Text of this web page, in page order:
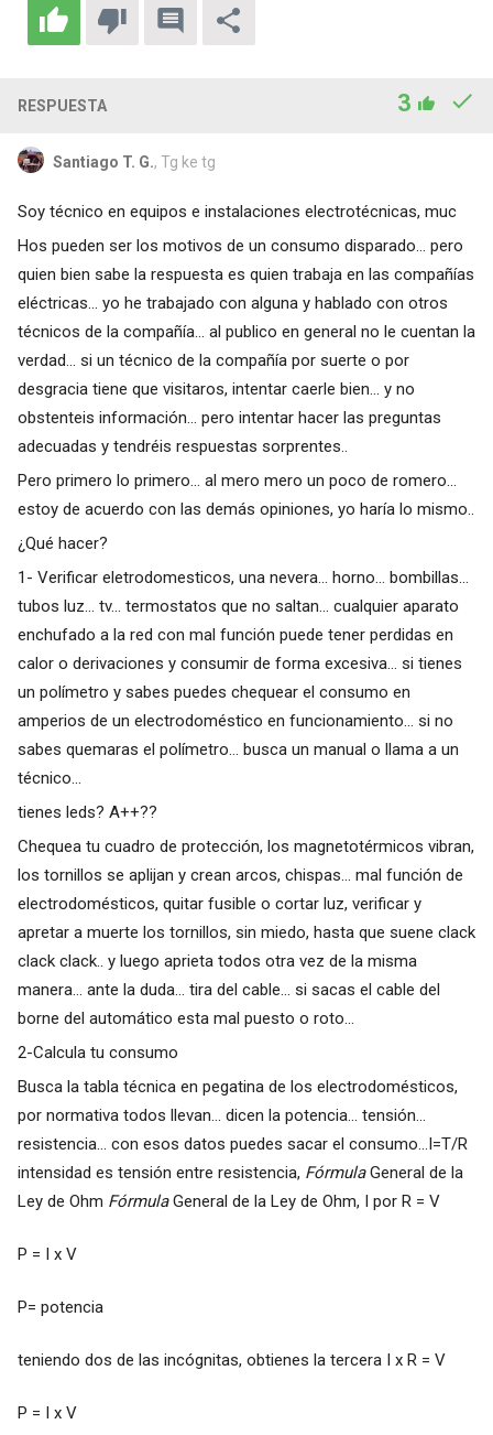
RESPUESTA 3
Santiago T. G., Tg ke tg
Soy técnico en equipos e instalaciones electrotécnicas, muc
Hos pueden ser los motivos de un consumo disparado... pero
quien bien sabe la respuesta es quien trabaja en las compañías
eléctricas... yo he trabajado con alguna y hablado con otros
técnicos de la compañía... al publico en general no le cuentan la
verdad... si un técnico de la compañía por suerte o por
desgracia tiene que visitaros, intentar caerle bien... y no
obstenteis información... pero intentar hacer las preguntas
adecuadas y tendréis respuestas sorprentes..
Pero primero lo primero... al mero mero un poco de romero...
estoy de acuerdo con las demás opiniones, yo haría lo mismo..
¿Qué hacer?
1- Verificar eletrodomesticos, una nevera... horno... bombillas...
tubos luz... tv... termostatos que no saltan... cualquier aparato
enchufado a la red con mal función puede tener perdidas en
calor o derivaciones y consumir de forma excesiva... si tienes
un polímetro y sabes puedes chequear el consumo en
amperios de un electrodoméstico en funcionamiento... si no
sabes quemaras el polímetro... busca un manual o llama a un
técnico...
tienes leds? A++??
Chequea tu cuadro de protección, los magnetotérmicos vibran,
los tornillos se aplijan y crean arcos, chispas... mal función de
electrodomésticos, quitar fusible o cortar luz, verificar y
apretar a muerte los tornillos, sin miedo, hasta que suene clack
clack clack.. y luego aprieta todos otra vez de la misma
manera... ante la duda... tira del cable... si sacas el cable del
borne del automático esta mal puesto o roto...
2-Calcula tu consumo
Busca la tabla técnica en pegatina de los electrodomésticos,
por normativa todos llevan... dicen la potencia... tensión...
resistencia... con esos datos puedes sacar el consumo...I=T/R
intensidad es tensión entre resistencia, FórmulaGeneral de la
Ley de Ohm FórmulaGeneral de la Ley de Ohm, I por R = V
P = I x V
P= potencia
teniendo dos de las incógnitas, obtienes la tercera I x R = V
P = I x V